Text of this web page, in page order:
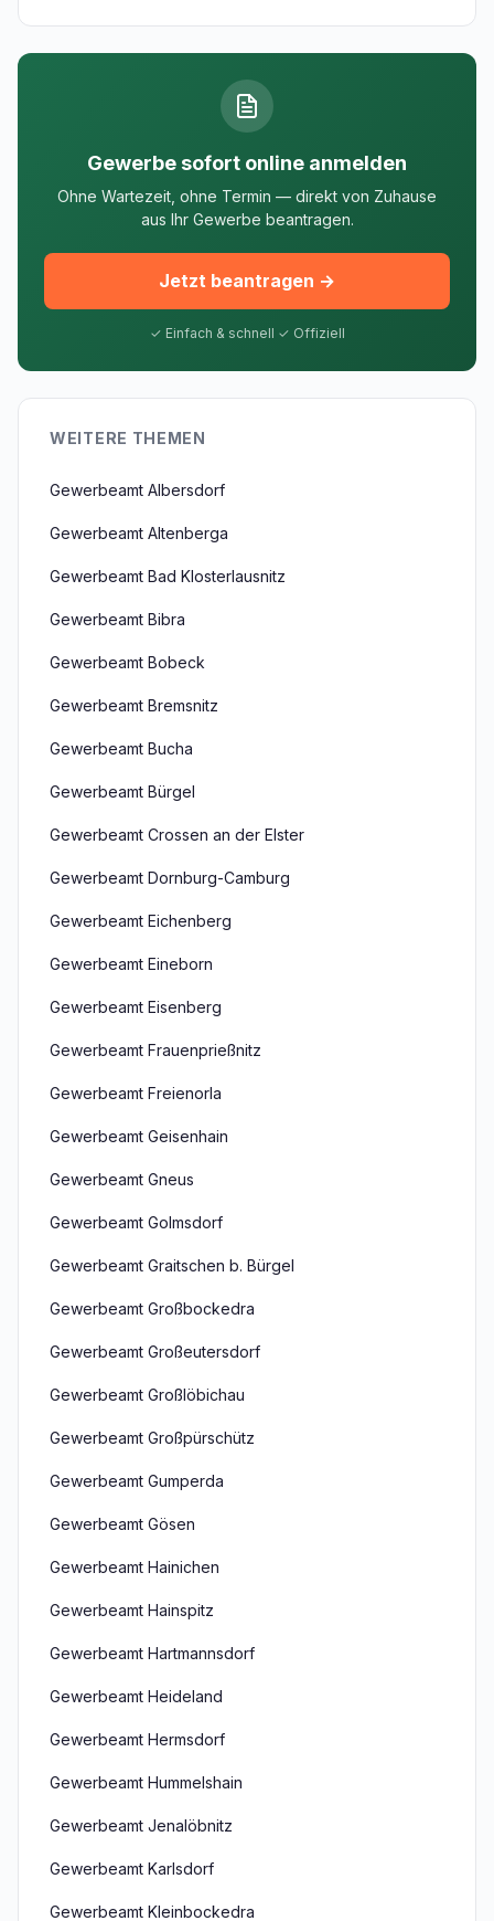
Gewerbe sofort online anmelden
Ohne Wartezeit, ohne Termin — direkt von Zuhause
aus Ihr Gewerbe beantragen.
Jetzt beantragen →
✓ Einfach & schnell ✓ Offiziell
WEITERE THEMEN
Gewerbeamt Albersdorf
Gewerbeamt Altenberga
Gewerbeamt Bad Klosterlausnitz
Gewerbeamt Bibra
Gewerbeamt Bobeck
Gewerbeamt Bremsnitz
Gewerbeamt Bucha
Gewerbeamt Bürgel
Gewerbeamt Crossen an der Elster
Gewerbeamt Dornburg-Camburg
Gewerbeamt Eichenberg
Gewerbeamt Eineborn
Gewerbeamt Eisenberg
Gewerbeamt Frauenprießnitz
Gewerbeamt Freienorla
Gewerbeamt Geisenhain
Gewerbeamt Gneus
Gewerbeamt Golmsdorf
Gewerbeamt Graitschen b. Bürgel
Gewerbeamt Großbockedra
Gewerbeamt Großeutersdorf
Gewerbeamt Großlöbichau
Gewerbeamt Großpürschütz
Gewerbeamt Gumperda
Gewerbeamt Gösen
Gewerbeamt Hainichen
Gewerbeamt Hainspitz
Gewerbeamt Hartmannsdorf
Gewerbeamt Heideland
Gewerbeamt Hermsdorf
Gewerbeamt Hummelshain
Gewerbeamt Jenalöbnitz
Gewerbeamt Karlsdorf
Gewerbeamt Kleinbockedra